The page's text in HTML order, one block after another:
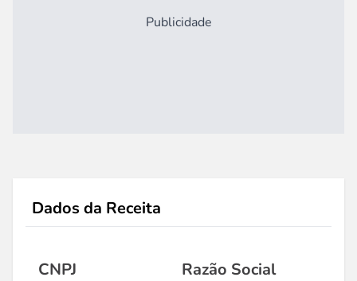
Publicidade
Dados da Receita
CNPJ Razão Social